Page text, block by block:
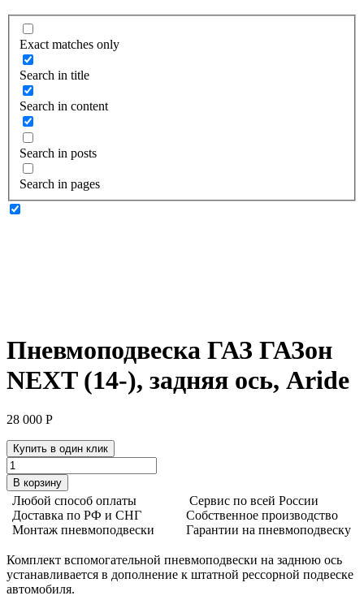
Exact matches only
Search in title
Search in content
Search in posts
Search in pages
Пневмоподвеска ГАЗ ГАЗон
NEXT (14-), задняя ось, Aride
28 000 Р
Купить в один клик
Количество
товара
Пневмоподвеска
ГАЗ
ГАЗон
NEXT
задняя
ось,
Aride
В корзину
Любой способ оплаты
Доставка по РФ и СНГ
Монтаж пневмоподвески
Сервис по всей России
Собственное производство
Гарантии на пневмоподвеску
Комплект вспомогательной пневмоподвески на заднюю ось
устанавливается в дополнение к штатной рессорной подвеске
автомобиля.